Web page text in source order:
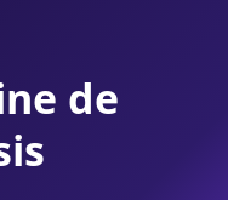
de